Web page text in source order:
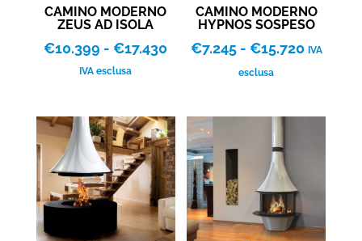
CAMINO MODERNO
ZEUS AD ISOLA
€10.399 - €17.430Fascia
€10.399
a
€17.430
IVA esclusa
CAMINO MODERNO
HYPNOS SOSPESO
€7.245 - €15.720Fascia
IVA
esclusa